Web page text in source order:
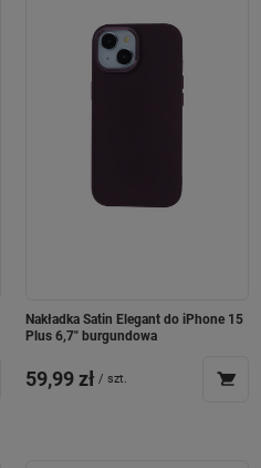
Nakładka Satin Elegant do iPhone 15
Plus 6,7" burgundowa
59,99 zł / szt.